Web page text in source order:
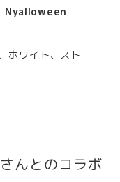
Nyalloween
ホワイト、スト
んとのコラボ